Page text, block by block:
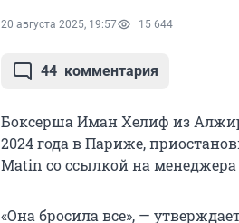
20 августа 2025, 19:57 15 644
44 комментария
Боксерша Иман Хелиф из
2024 года в Париже,
Matin со ссылкой на менеджера
«Она бросила все», —